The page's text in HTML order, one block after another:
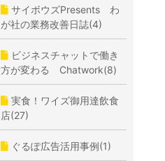
サイボウズPresents わ
が社の業務改善日誌(4)
ビジネスチャットで働き
方が変わる Chatwork(8)
実食！ワイズ御用達飲食
店(27)
ぐるぽ広告活用事例(1)